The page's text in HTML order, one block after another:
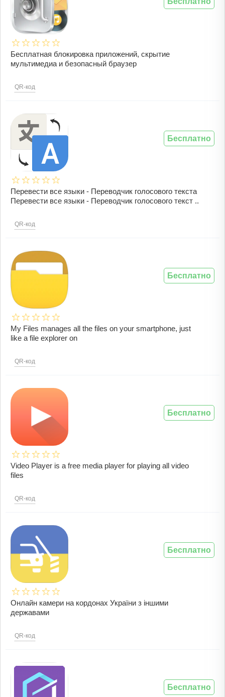
Бесплатная блокировка приложений, скрытие
мультимедиа и безопасный браузер
QR-код
Перевести все языки - Переводчик голосового текста
Перевести все языки - Переводчик голосового текст ..
QR-код
Бесплатно
My Files manages all the files on your smartphone, just
like a file explorer on
QR-код
Бесплатно
Video Player is a free media player for playing all video
files
QR-код
Бесплатно
Онлайн камери на кордонах України з іншими
державами
QR-код
Бесплатно
Бесплатно